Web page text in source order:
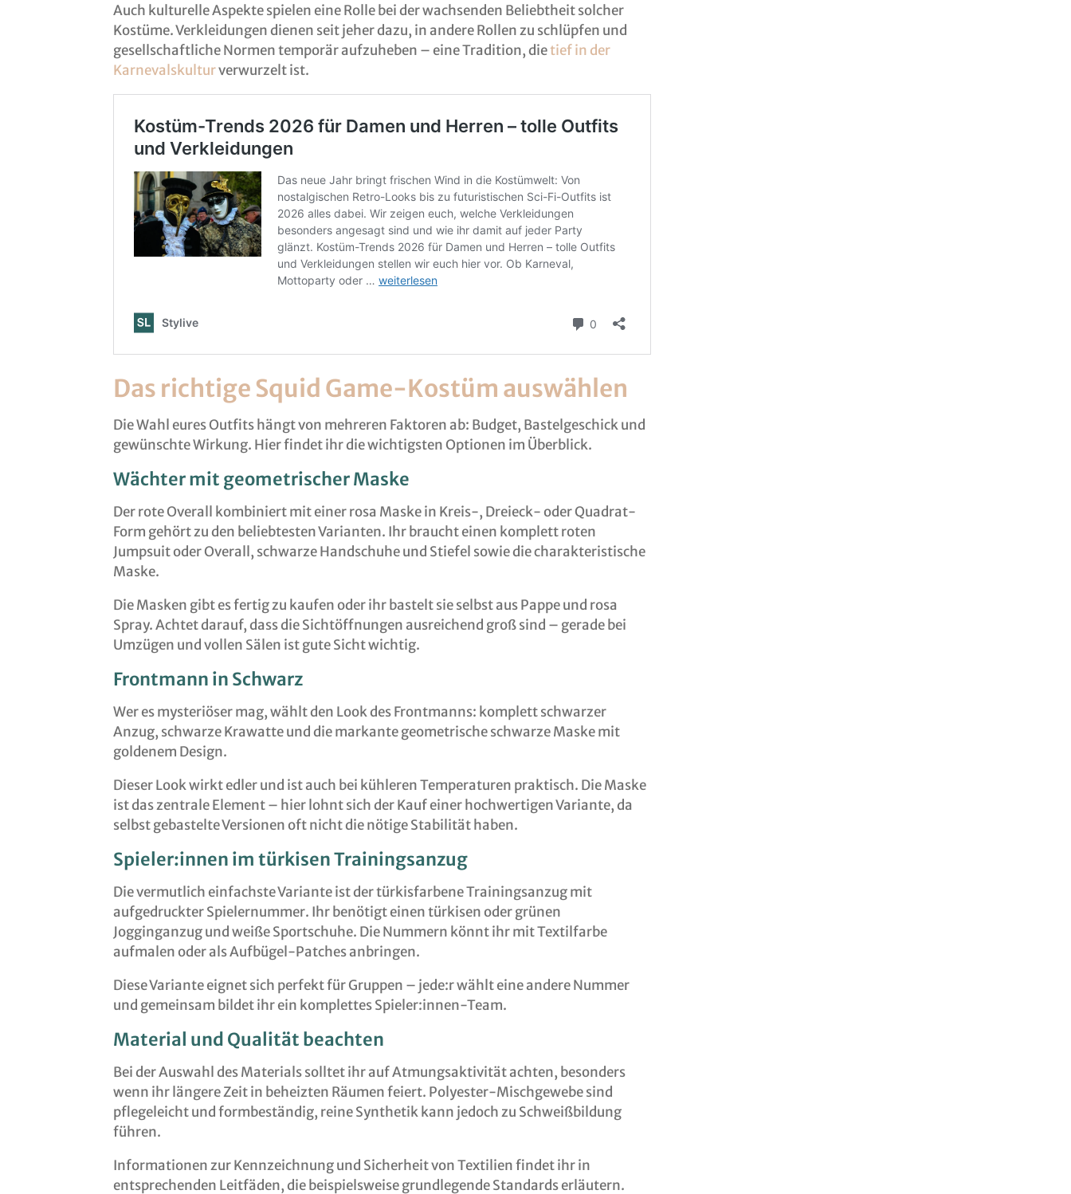
Auch kulturelle Aspekte spielen eine Rolle bei der wachsenden Beliebtheit solcher
Kostüme. Verkleidungen dienen seit jeher dazu, in andere Rollen zu schlüpfen und
gesellschaftliche Normen temporär aufzuheben – eine Tradition, dietief in der
Karnevalskulturverwurzelt ist.
Das richtige Squid Game-Kostüm auswählen
Die Wahl eures Outfits hängt von mehreren Faktoren ab: Budget, Bastelgeschick und
gewünschte Wirkung. Hier findet ihr die wichtigsten Optionen im Überblick.
Wächter mit geometrischer Maske
Der rote Overall kombiniert mit einer rosa Maske in Kreis-, Dreieck- oder Quadrat-
Form gehört zu den beliebtesten Varianten. Ihr braucht einen komplett roten
Jumpsuit oder Overall, schwarze Handschuhe und Stiefel sowie die charakteristische
Maske.
Die Masken gibt es fertig zu kaufen oder ihr bastelt sie selbst aus Pappe und rosa
Spray. Achtet darauf, dass die Sichtöffnungen ausreichend groß sind – gerade bei
Umzügen und vollen Sälen ist gute Sicht wichtig.
Frontmann in Schwarz
Wer es mysteriöser mag, wählt den Look des Frontmanns: komplett schwarzer
Anzug, schwarze Krawatte und die markante geometrische schwarze Maske mit
goldenem Design.
Dieser Look wirkt edler und ist auch bei kühleren Temperaturen praktisch. Die Maske
ist das zentrale Element – hier lohnt sich der Kauf einer hochwertigen Variante, da
selbst gebastelte Versionen oft nicht die nötige Stabilität haben.
Spieler:innen im türkisen Trainingsanzug
Die vermutlich einfachste Variante ist der türkisfarbene Trainingsanzug mit
aufgedruckter Spielernummer. Ihr benötigt einen türkisen oder grünen
Jogginganzug und weiße Sportschuhe. Die Nummern könnt ihr mit Textilfarbe
aufmalen oder als Aufbügel-Patches anbringen.
Diese Variante eignet sich perfekt für Gruppen – jede:r wählt eine andere Nummer
und gemeinsam bildet ihr ein komplettes Spieler:innen-Team.
Material und Qualität beachten
Bei der Auswahl des Materials solltet ihr auf Atmungsaktivität achten, besonders
wenn ihr längere Zeit in beheizten Räumen feiert. Polyester-Mischgewebe sind
pflegeleicht und formbeständig, reine Synthetik kann jedoch zu Schweißbildung
führen.
Informationen zur Kennzeichnung und Sicherheit von Textilien findet ihr in
entsprechenden Leitfäden, die beispielsweise grundlegende Standards erläutern.